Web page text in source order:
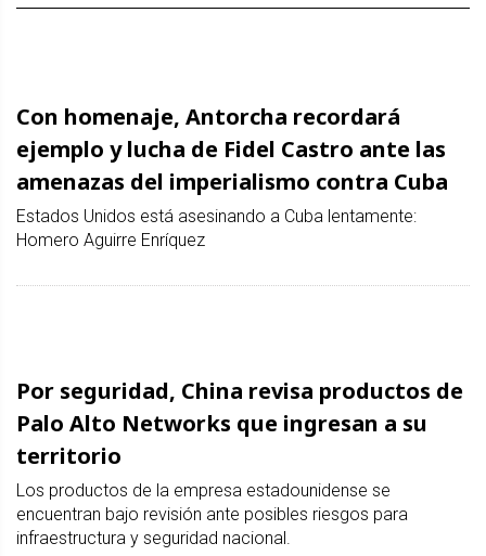
Con homenaje, Antorcha recordará
ejemplo y lucha de Fidel Castro ante las
amenazas del imperialismo contra Cuba
Estados Unidos está asesinando a Cuba lentamente:
Homero Aguirre Enríquez
Por seguridad, China revisa productos de
Palo Alto Networks que ingresan a su
territorio
Los productos de la empresa estadounidense se
encuentran bajo revisión ante posibles riesgos para
infraestructura y seguridad nacional.